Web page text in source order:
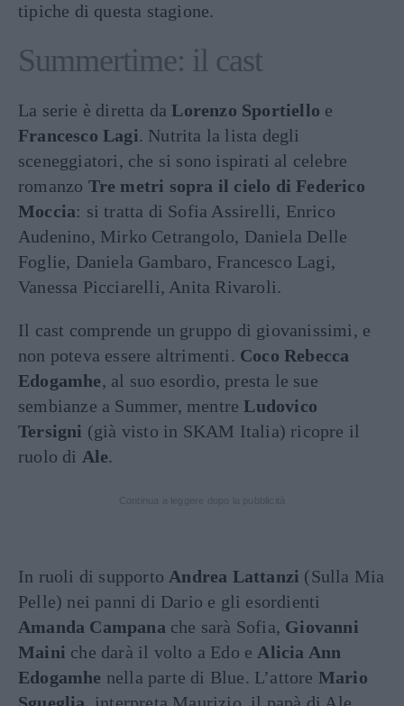
tipiche di questa stagione.
Summertime: il cast
La serie è diretta daLorenzo Sportiello e
Francesco Lagi. Nutrita la lista degli
sceneggiatori, che si sono ispirati al celebre
romanzo Tre metri sopra il cielo di Federico
Moccia: si tratta di Sofia Assirelli, Enrico
Audenino, Mirko Cetrangolo, Daniela Delle
Foglie, Daniela Gambaro, Francesco Lagi,
Vanessa Picciarelli, Anita Rivaroli.
Il cast comprende un gruppo di giovanissimi, e
non poteva essere altrimenti. Coco Rebecca
Edogamhe, al suo esordio, presta le sue
sembianze a Summer, mentreLudovico
Tersigni (già visto in SKAM Italia) ricopre il
ruolo di Ale.
In ruoli di supporto Andrea Lattanzi (Sulla Mia
Pelle) nei panni di Dario e gli esordienti
Amanda Campana che sarà Sofia, Giovanni
Maini che darà il volto a Edo e Alicia Ann
Edogamhe nella parte di Blue. L’attore Mario